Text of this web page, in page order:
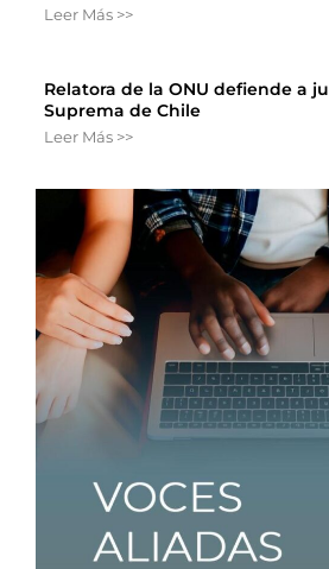
Leer Más >>
Relatora de la ONU defiende a
Suprema de Chile
Leer Más >>